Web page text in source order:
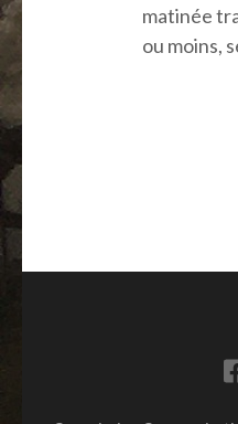
matinée
ou moins,